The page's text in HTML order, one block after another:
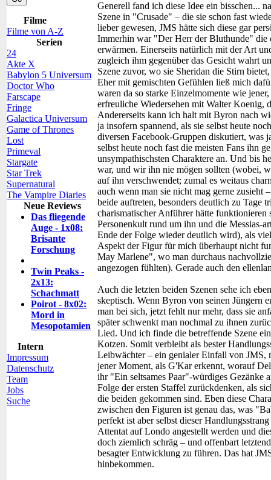
Filme
Filme von A-Z
Serien
24
Akte X
Babylon 5 Universum
Doctor Who
Farscape
Fringe
Galactica Universum
Game of Thrones
Lost
Primeval
Stargate
Star Trek
Supernatural
The Vampire Diaries
Neue Reviews
Das fliegende
Auge - 1x08:
Brisante
Forschung
Twin Peaks -
2x13:
Schachmatt
Poirot - 8x02:
Mord in
Mesopotamien
Intern
Impressum
Datenschutz
Team
Jobs
Suche
Generell fand ich diese Idee ein bisschen...
Szene in "Crusade" – die sie schon fast
lieber gewesen, JMS hätte sich diese gar
Immerhin war "Der Herr der Bluthunde" die
erwärmen. Einerseits natürlich mit der Art
zugleich ihm gegenüber das Gesicht wahrt
Szene zuvor, wo sie Sheridan die Stirn
Eher mit gemischten Gefühlen ließ mich
waren da so starke Einzelmomente wie
erfreuliche Wiedersehen mit Walter Koenig,
Andererseits kann ich halt mit Byron nach
ja insofern spannend, als sie selbst heute
diversen Facebook-Gruppen diskutiert, was
selbst heute noch fast die meisten Fans ihn
unsympathischsten Charaktere an. Und bis
war, und wir ihn nie mögen sollten (wobei,
auf ihn verschwendet; zumal es weitaus
auch wenn man sie nicht mag gerne zusieht
beide auftreten, besonders deutlich zu Tage
charismatischer Anführer hätte
Personenkult rund um ihn und die Messias-
Ende der Folge wieder deutlich wird), als
Aspekt der Figur für mich überhaupt nicht
May Marlene", wo man durchaus
angezogen fühlten). Gerade auch den
Auch die letzten beiden Szenen sehe ich
skeptisch. Wenn Byron von seinen Jüngern
man bei sich, jetzt fehlt nur mehr, dass sie
später schwenkt man nochmal zu ihnen
Lied. Und ich finde die betreffende Szene
Kotzen. Somit verbleibt als bester
Leibwächter – ein genialer Einfall von JMS,
jener Moment, als G'Kar erkennt, worauf
ihr "Ein seltsames Paar"-würdiges Gezänke
Folge der ersten Staffel zurückdenken, als
die beiden gekommen sind. Eben diese
zwischen den Figuren ist genau das, was
perfekt ist aber selbst dieser
Attentat auf Londo angestellt werden und
doch ziemlich schräg – und offenbart
besagter Entwicklung zu führen. Das hat
hinbekommen.